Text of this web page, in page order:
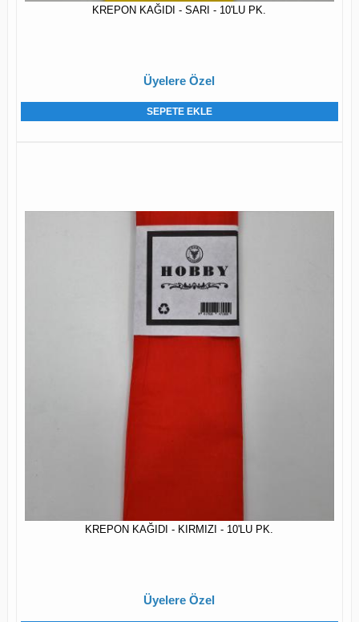
KREPON KAĞIDI - SARI - 10'LU PK.
Üyelere Özel
SEPETE EKLE
KREPON KAĞIDI - KIRMIZI - 10'LU PK.
Üyelere Özel